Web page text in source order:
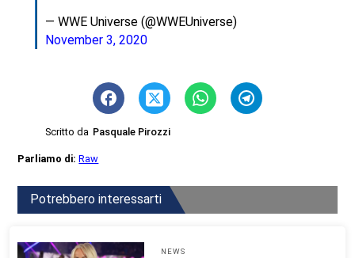
— WWE Universe (@WWEUniverse)
November 3, 2020
Scritto da Pasquale Pirozzi
Parliamo di:Raw
Potrebbero interessarti
NEWS